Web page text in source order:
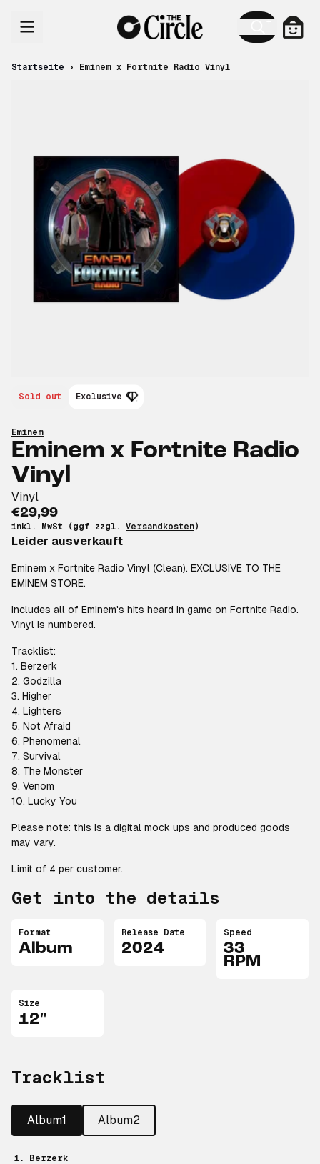
Startseite › Eminem x Fortnite Radio Vinyl
Eminem
Eminem x Fortnite Radio
Vinyl
Vinyl
€29,99
inkl. MwSt (ggf zzgl. Versandkosten)
Leider ausverkauft
Eminem x Fortnite Radio Vinyl (Clean). EXCLUSIVE TO THE
EMINEM STORE.
Includes all of Eminem's hits heard in game on Fortnite Radio.
Vinyl is numbered.
Tracklist:
1. Berzerk
2. Godzilla
3. Higher
4. Lighters
5. Not Afraid
6. Phenomenal
7. Survival
8. The Monster
9. Venom
10. Lucky You
Please note: this is a digital mock ups and produced goods
may vary.
Limit of 4 per customer.
Get into the details
Format
Album
Release Date
2024
Speed
33
RPM
Size
12"
Tracklist
Album1 Album2
1. Berzerk
Sold out Exclusive